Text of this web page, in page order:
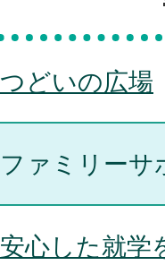
つどいの広場
ファミリーサ
安心した就学